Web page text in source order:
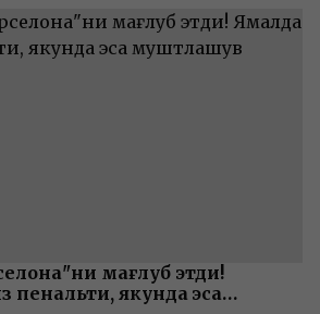
мағлуб этди!
пенальти, якунда эса